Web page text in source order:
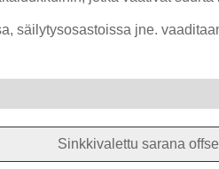
säilytysosastoissa jne.
Sinkkivalettu sarana